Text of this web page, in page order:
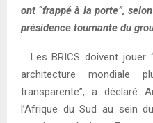
ont “frappé à la porte”,
présidence tournante du
Les BRICS doivent jouer
architecture mondiale
transparente”, a déclaré
l’Afrique du Sud au sein